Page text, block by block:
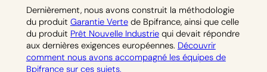
Dernièrement, nous avons construit la méthodologie
du produit Garantie Vertede Bpifrance, ainsi que celle
du produit Prêt Nouvelle Industriequi devait répondre
aux dernières exigences européennes. Découvrir
comment nous avons accompagné les équipes de
Bpifrance sur ces sujets.